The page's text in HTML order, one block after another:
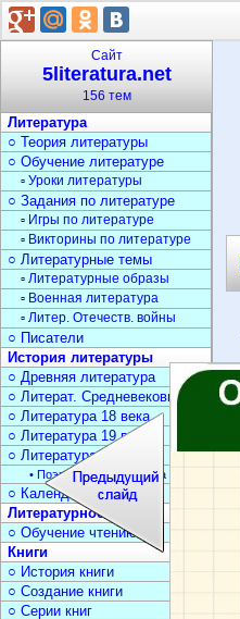
Сайт
5literatura.net
156 тем
Литература
○ Теория литературы
○ Обучение литературе
▫ Уроки литературы
○ Задания по литературе
▫ Игры по литературе
▫ Викторины по литературе
○ Литературные темы
▫ Литературные образы
▫ Военная литература
▫ Литер. Отечеств. войны
○ Писатели
История литературы
○ Древняя литература
○ Литерат. Средневековья
○ Литература 18 века
○ Литература 19 века
○ Литература 20 века
• Поэзия Серебрян. века
○ Календарь дат
Литературное чтение
○ Обучение чтению
Книги
○ История книги
○ Создание книги
○ Серии книг